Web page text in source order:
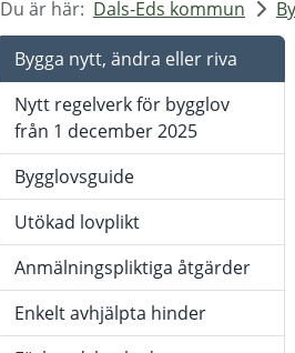
Du är här: Dals-Eds kommun
Bygga nytt, ändra eller riva
Nytt regelverk för bygglov
från 1 december 2025
Bygglovsguide
Utökad lovplikt
Anmälningspliktiga åtgärder
Enkelt avhjälpta hinder